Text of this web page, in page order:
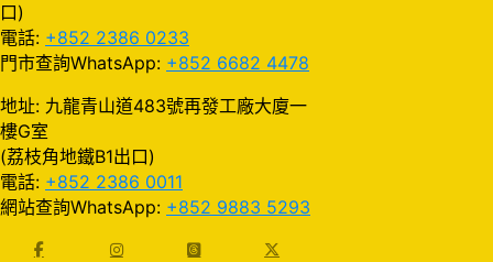
口)
電話: +852 2386 0233
門市查詢WhatsApp: +852 6682 4478
地址: 九龍青山道483號再發工廠大廈一
樓G室
(荔枝角地鐵B1出口)
電話: +852 2386 0011
網站查詢WhatsApp: +852 9883 5293